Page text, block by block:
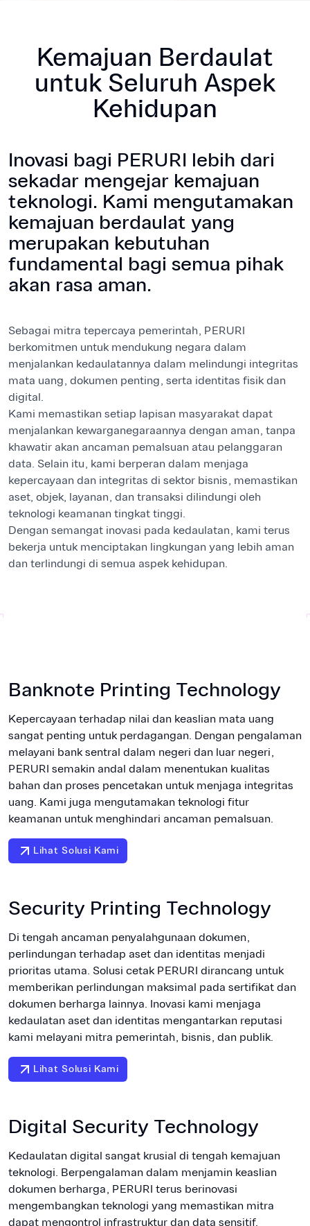
Kemajuan Berdaulat
untuk Seluruh Aspek
Kehidupan
Inovasi bagi PERURI lebih dari
sekadar mengejar kemajuan
teknologi. Kami mengutamakan
kemajuan berdaulat yang
merupakan kebutuhan
fundamental bagi semua pihak
akan rasa aman.
Sebagai mitra tepercaya pemerintah, PERURI
berkomitmen untuk mendukung negara dalam
menjalankan kedaulatannya dalam melindungi integritas
mata uang, dokumen penting, serta identitas fisik dan
digital.
Kami memastikan setiap lapisan masyarakat dapat
menjalankan kewarganegaraannya dengan aman, tanpa
khawatir akan ancaman pemalsuan atau pelanggaran
data. Selain itu, kami berperan dalam menjaga
kepercayaan dan integritas di sektor bisnis, memastikan
aset, objek, layanan, dan transaksi dilindungi oleh
teknologi keamanan tingkat tinggi.
Dengan semangat inovasi pada kedaulatan, kami terus
bekerja untuk menciptakan lingkungan yang lebih aman
dan terlindungi di semua aspek kehidupan.
Banknote Printing Technology
Kepercayaan terhadap nilai dan keaslian mata uang
sangat penting untuk perdagangan. Dengan pengalaman
melayani bank sentral dalam negeri dan luar negeri,
PERURI semakin andal dalam menentukan kualitas
bahan dan proses pencetakan untuk menjaga integritas
uang. Kami juga mengutamakan teknologi fitur
keamanan untuk menghindari ancaman pemalsuan.
Lihat Solusi Kami
Security Printing Technology
Di tengah ancaman penyalahgunaan dokumen,
perlindungan terhadap aset dan identitas menjadi
prioritas utama. Solusi cetak PERURI dirancang untuk
memberikan perlindungan maksimal pada sertifikat dan
dokumen berharga lainnya. Inovasi kami menjaga
kedaulatan aset dan identitas mengantarkan reputasi
kami melayani mitra pemerintah, bisnis, dan publik.
Lihat Solusi Kami
Digital Security Technology
Kedaulatan digital sangat krusial di tengah kemajuan
teknologi. Berpengalaman dalam menjamin keaslian
dokumen berharga, PERURI terus berinovasi
mengembangkan teknologi yang memastikan mitra
dapat mengontrol infrastruktur dan data sensitif.